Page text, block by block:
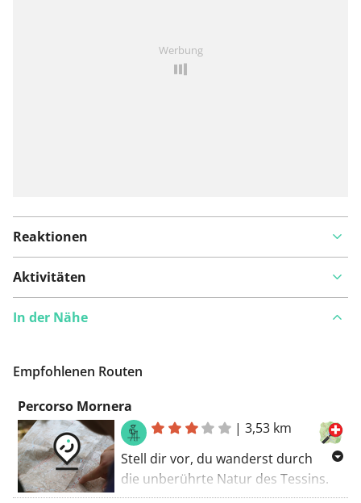
Werbung
Reaktionen
Aktivitäten
In der Nähe
Empfohlenen Routen
Percorso Mornera
|3,53 km
Stell dir vor, du wanderst durch
die unberührte Natur des Tessins.
Der Percorso Mornera führt dich